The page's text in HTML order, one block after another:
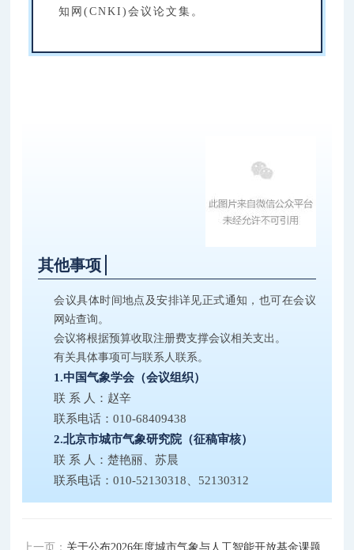
知网(CNKI)会议论文集。
其他事项
会议具体时间地点及安排详见正式通知，也可在会议
网站查询。
会议将根据预算收取注册费支撑会议相关支出。
有关具体事项可与联系人联系。
1.中国气象学会（会议组织）
联 系 人：赵辛
联系电话：010-68409438
2.北京市城市气象研究院（征稿审核）
联 系 人：楚艳丽、苏晨
联系电话：010-52130318、52130312
上一页： 关于公布2026年度城市气象与人工智能开放基金课题